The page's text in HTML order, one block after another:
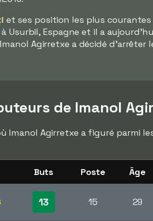
et ses position les plus courantes
Usurbil, Espagne et il a
Agirretxe a décidé d'arrêter
de Imanol
Imanol Agirretxe a figuré parmi
Buts Poste Âge
13 15 29